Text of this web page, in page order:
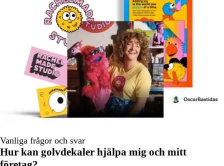
Vanliga frågor och svar
Hur kan golvdekaler hjälpa mig och mitt